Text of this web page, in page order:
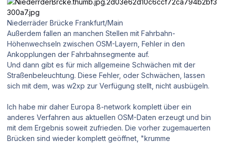
Niederräder Brücke Frankfurt/Main
Außerdem fallen an manchen Stellen mit Fahrbahn-
Höhenwechseln zwischen OSM-Layern, Fehler in den
Ankopplungen der Fahrbahnsegmente auf.
Und dann gibt es für mich allgemeine Schwächen mit der
Straßenbeleuchtung. Diese Fehler, oder Schwächen, lassen
sich mit dem, was w2xp zur Verfügung stellt, nicht ausbügeln.
Ich habe mir daher Europa 8-network komplett über ein
anderes Verfahren aus aktuellen OSM-Daten erzeugt und bin
mit dem Ergebnis soweit zufrieden. Die vorher zugemauerten
Brücken sind wieder komplett geöffnet, "krumme